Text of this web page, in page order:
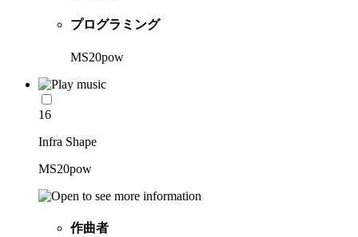
プログラミング
MS20pow
16
Infra Shape
MS20pow
作曲者